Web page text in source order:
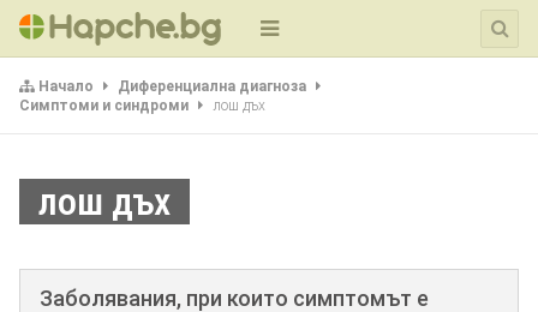
Начало
Диференциална диагноза
Симптоми и синдроми
лош дъх
лош дъх
Заболявания, при които симптомът е